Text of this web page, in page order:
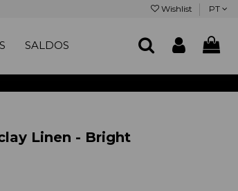
Wishlist PT
SALDOS
Linen - Bright